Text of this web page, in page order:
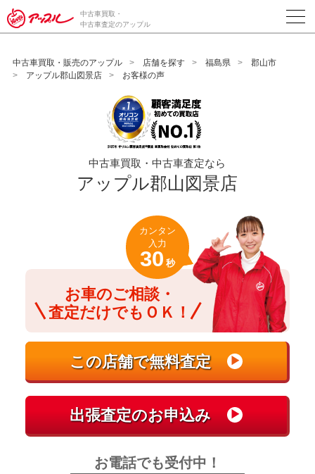
/*ABテスト_新規査定フォームの為のCVボタン*/
中古車買取・
中古車査定のアップル
中古車買取・販売のアップル 店舗を探す 福島県
郡山市
アップル郡山図景店
お客様の声
中古車買取・中古車査定なら
アップル郡山図景店
お車のご相談・
査定だけでもＯＫ！
カンタン
入力
30 秒
お電話でも受付中！